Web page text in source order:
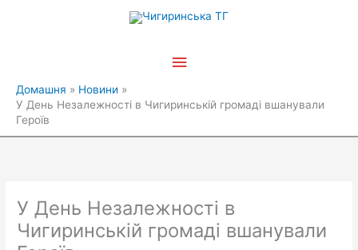
Головне
Домашня
Новини
У День Незалежності в Чигиринській громаді вшанували
Героїв
У День Незалежності в
Чигиринській громаді вшанували